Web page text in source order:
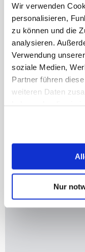
Wir verwenden
personalisieren,
zu können und die
analysieren.
Verwendung
soziale Medien,
Partner führen
weiteren Daten
Nur
Curriculum ULG
288 kB)